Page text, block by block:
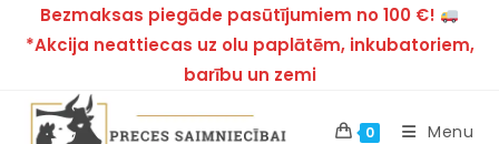
Bezmaksas piegāde pasūtījumiem no 100 €!
*Akcija neattiecas uz olu paplātēm, inkubatoriem,
barību un zemi
0 Menu